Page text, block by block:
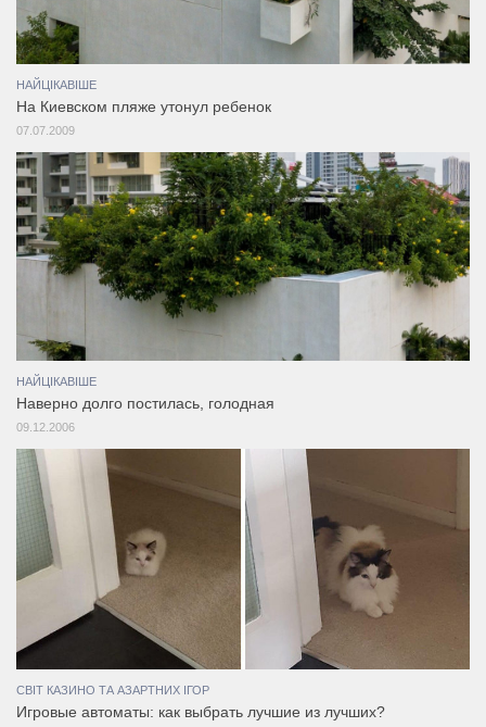
НАЙЦІКАВІШЕ
На Киевском пляже утонул ребенок
07.07.2009
НАЙЦІКАВІШЕ
Наверно долго постилась, голодная
09.12.2006
СВІТ КАЗИНО ТА АЗАРТНИХ ІГОР
Игровые автоматы: как выбрать лучшие из лучших?